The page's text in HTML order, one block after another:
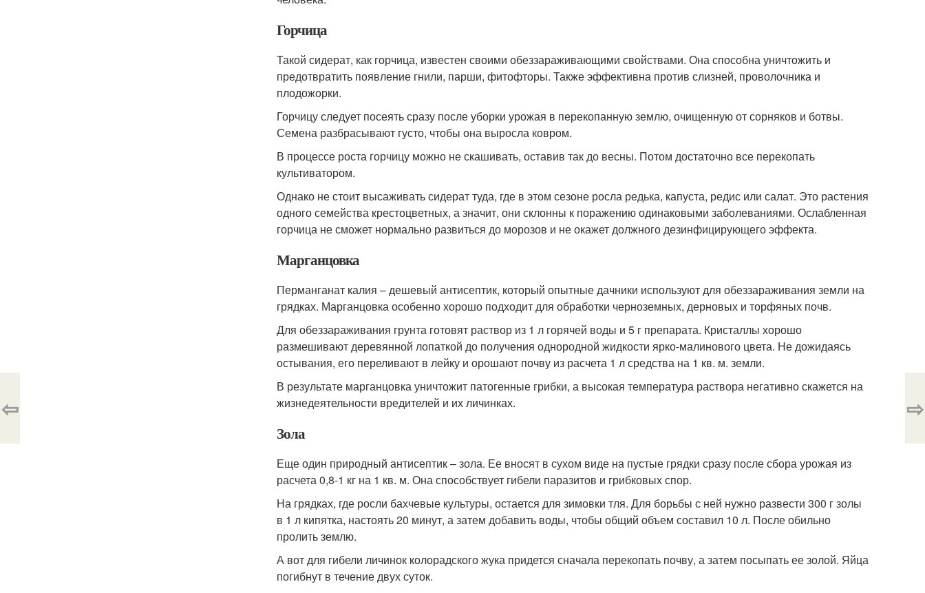
Горчица
Такой сидерат, как горчица, известен своими обеззараживающими свойствами. Она способна уничтожить и
предотвратить появление гнили, парши, фитофторы. Также эффективна против слизней, проволочника и
плодожорки.
Горчицу следует посеять сразу после уборки урожая в перекопанную землю, очищенную от сорняков и ботвы.
Семена разбрасывают густо, чтобы она выросла ковром.
В процессе роста горчицу можно не скашивать, оставив так до весны. Потом достаточно все перекопать
культиватором.
Однако не стоит высаживать сидерат туда, где в этом сезоне росла редька, капуста, редис или салат. Это растения
одного семейства крестоцветных, а значит, они склонны к поражению одинаковыми заболеваниями. Ослабленная
горчица не сможет нормально развиться до морозов и не окажет должного дезинфицирующего эффекта.
Марганцовка
Перманганат калия – дешевый антисептик, который опытные дачники используют для обеззараживания земли на
грядках. Марганцовка особенно хорошо подходит для обработки черноземных, дерновых и торфяных почв.
Для обеззараживания грунта готовят раствор из 1 л горячей воды и 5 г препарата. Кристаллы хорошо
размешивают деревянной лопаткой до получения однородной жидкости ярко-малинового цвета. Не дожидаясь
остывания, его переливают в лейку и орошают почву из расчета 1 л средства на 1 кв. м. земли.
В результате марганцовка уничтожит патогенные грибки, а высокая температура раствора негативно скажется на
жизнедеятельности вредителей и их личинках.
Зола
Еще один природный антисептик – зола. Ее вносят в сухом виде на пустые грядки сразу после сбора урожая из
расчета 0,8-1 кг на 1 кв. м. Она способствует гибели паразитов и грибковых спор.
На грядках, где росли бахчевые культуры, остается для зимовки тля. Для борьбы с ней нужно развести 300 г золы
в 1 л кипятка, настоять 20 минут, а затем добавить воды, чтобы общий объем составил 10 л. После обильно
пролить землю.
А вот для гибели личинок колорадского жука придется сначала перекопать почву, а затем посыпать ее золой. Яйца
погибнут в течение двух суток.
⇦ ⇨